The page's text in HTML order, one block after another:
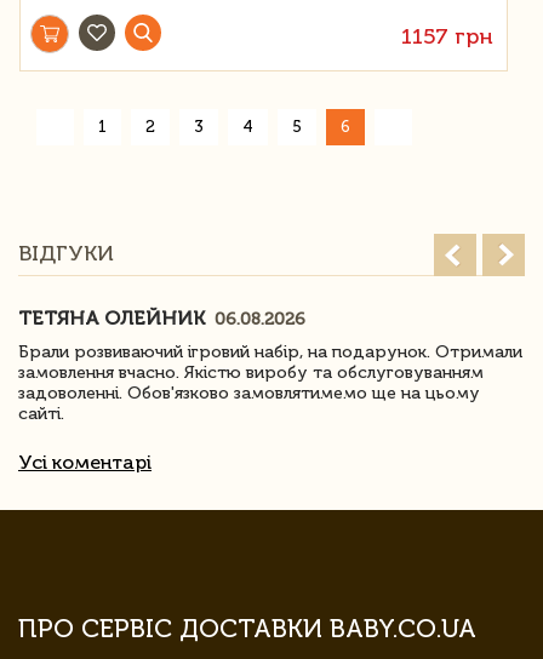
1157 грн
1 2 3 4 5 6
ВІДГУКИ
ТЕТЯНА ОЛЕЙНИК 06.08.2026
Брали розвиваючий ігровий набір, на подарунок. Отримали
замовлення вчасно. Якістю виробу та обслуговуванням
задоволенні. Обов'язково замовлятимемо ще на цьому
сайті.
Усі коментарі
ПРО СЕРВІС ДОСТАВКИ BABY.CO.UA